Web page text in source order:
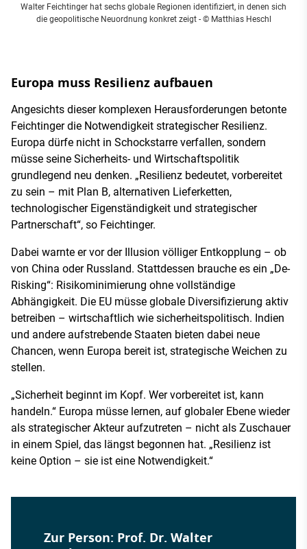
Walter Feichtinger hat sechs globale Regionen identifiziert, in denen sich
die geopolitische Neuordnung konkret zeigt- © Matthias Heschl
Europa muss Resilienz aufbauen
Angesichts dieser komplexen Herausforderungen betonte
Feichtinger die Notwendigkeit strategischer Resilienz.
Europa dürfe nicht in Schockstarre verfallen, sondern
müsse seine Sicherheits- und Wirtschaftspolitik
grundlegend neu denken. „Resilienz bedeutet, vorbereitet
zu sein – mit Plan B, alternativen Lieferketten,
technologischer Eigenständigkeit und strategischer
Partnerschaft“, so Feichtinger.
Dabei warnte er vor der Illusion völliger Entkopplung – ob
von China oder Russland. Stattdessen brauche es ein „De-
Risking“: Risikominimierung ohne vollständige
Abhängigkeit. Die EU müsse globale Diversifizierung aktiv
betreiben – wirtschaftlich wie sicherheitspolitisch. Indien
und andere aufstrebende Staaten bieten dabei neue
Chancen, wenn Europa bereit ist, strategische Weichen zu
stellen.
„Sicherheit beginnt im Kopf. Wer vorbereitet ist, kann
handeln.“ Europa müsse lernen, auf globaler Ebene wieder
als strategischer Akteur aufzutreten – nicht als Zuschauer
in einem Spiel, das längst begonnen hat. „Resilienz ist
keine Option – sie ist eine Notwendigkeit.“
Zur Person: Prof. Dr. Walter